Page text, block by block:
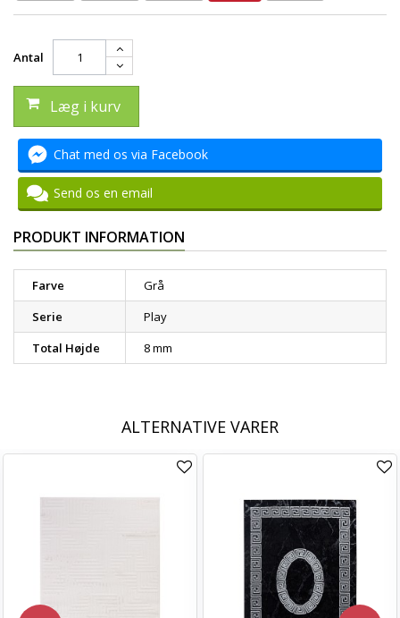
Antal
Læg i kurv
Chat med os via Facebook
Send os en email
PRODUKT INFORMATION
Farve
Grå
Serie
Play
Total Højde
8 mm
ALTERNATIVE VARER